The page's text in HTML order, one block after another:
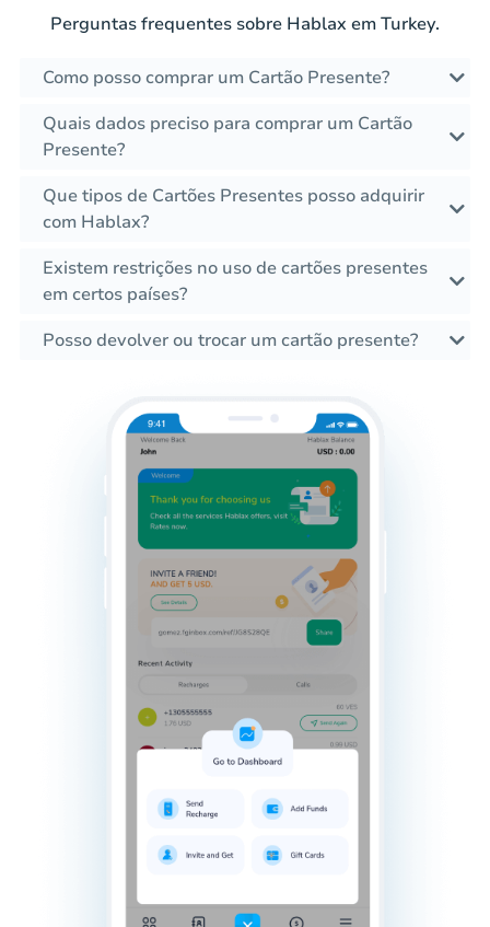
Perguntas frequentes sobre Hablax em Turkey.
Como posso comprar um Cartão Presente?
Quais dados preciso para comprar um Cartão
Presente?
Que tipos de Cartões Presentes posso adquirir
com Hablax?
Existem restrições no uso de cartões presentes
em certos países?
Posso devolver ou trocar um cartão presente?